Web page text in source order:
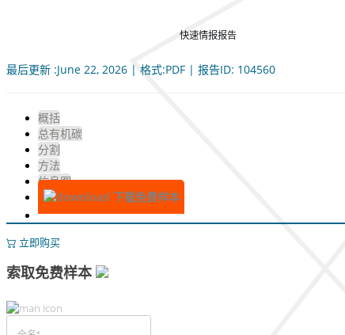
快速情报报告
最后更新 :June 22, 2026 | 格式:PDF | 报告ID: 104560
概括
总有机碳
分割
方法
信息图
下载免费样本
立即购买
索取免费样本